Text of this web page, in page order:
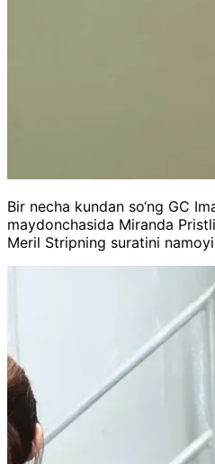
Bir necha kundan so‘ng GC
maydonchasida Miranda
Meril Stripning suratini